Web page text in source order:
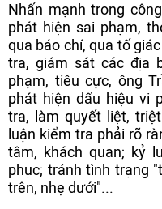
Nhấn mạnh trong
phát hiện sai phạm,
qua báo chí, qua tố
tra, giám sát các địa
phạm, tiêu cực, ông
phát hiện dấu hiệu vi
tra, làm quyết liệt,
luận kiểm tra phải rõ
tâm, khách quan; kỷ
phục; tránh tình trạng
trên, nhẹ dưới"...